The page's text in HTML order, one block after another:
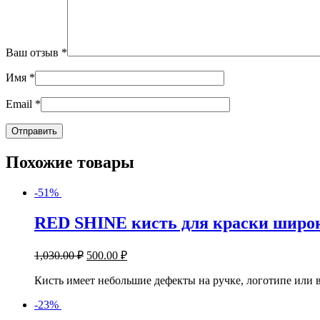
Ваш отзыв *
Имя *
Email *
Похожие товары
-51%
RED SHINE кисть для краски
1,030.00₽ 500.00 ₽
Кисть имеет небольшие дефекты на ручке, логотипе или
-23%